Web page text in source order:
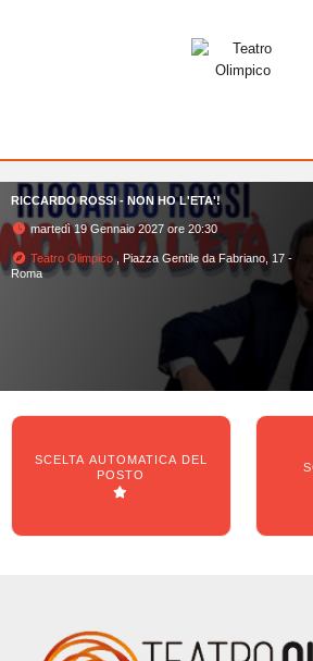
RICCARDO ROSSI - NON HO L'ETA'!
martedì 19 Gennaio 2027 ore 20:30
Teatro Olimpico, Piazza Gentile da Fabriano, 17 -
Roma
SCELTA AUTOMATICA DEL
POSTO